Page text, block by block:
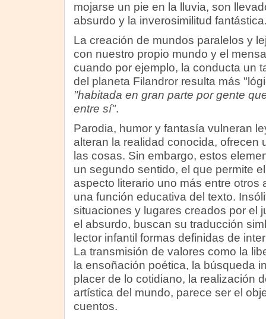
mojarse un pie en la lluvia, son
absurdo y la inverosimilitud
La creación de mundos paralelos y
con nuestro propio mundo y el
cuando por ejemplo, la conducta un
del planeta Filandror resulta más
"habitada en gran parte por gente
entre sí".
Parodia, humor y fantasía vulneran
alteran la realidad conocida, ofrecen
las cosas. Sin embargo, estos
un segundo sentido, el que permite
aspecto literario uno más entre otros
una función educativa del texto.
situaciones y lugares creados por el
el absurdo, buscan su traducción
lector infantil formas definidas de
La transmisión de valores como la
la ensoñación poética, la búsqueda
placer de lo cotidiano, la realización
artística del mundo, parece ser el
cuentos.